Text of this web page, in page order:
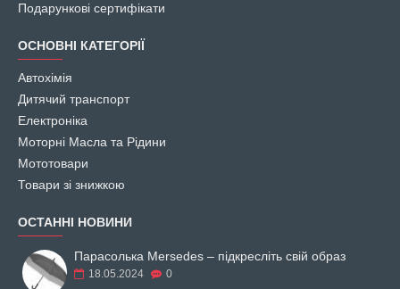
Подарункові сертифікати
ОСНОВНІ КАТЕГОРІЇ
Автохімія
Дитячий транспорт
Електроніка
Моторні Масла та Рідини
Мототовари
Товари зі знижкою
ОСТАННІ НОВИНИ
Парасолька Mersedes – підкресліть свій образ
18.05.2024 0